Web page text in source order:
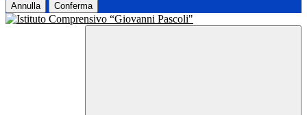
Annulla Conferma